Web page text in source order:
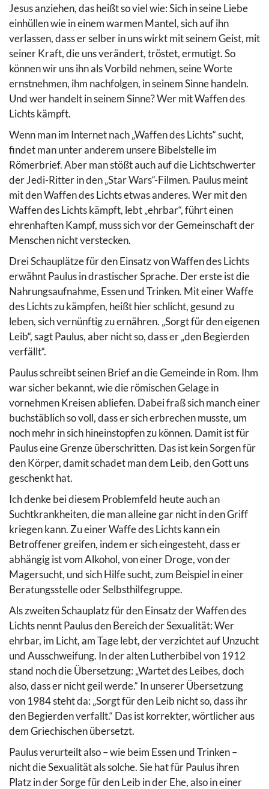
Jesus anziehen, das heißt so viel wie: Sich in seine Liebe
einhüllen wie in einem warmen Mantel, sich auf ihn
verlassen, dass er selber in uns wirkt mit seinem Geist, mit
seiner Kraft, die uns verändert, tröstet, ermutigt. So
können wir uns ihn als Vorbild nehmen, seine Worte
ernstnehmen, ihm nachfolgen, in seinem Sinne handeln.
Und wer handelt in seinem Sinne? Wer mit Waffen des
Lichts kämpft.
Wenn man im Internet nach „Waffen des Lichts“ sucht,
findet man unter anderem unsere Bibelstelle im
Römerbrief. Aber man stößt auch auf die Lichtschwerter
der Jedi-Ritter in den „Star Wars“-Filmen. Paulus meint
mit den Waffen des Lichts etwas anderes. Wer mit den
Waffen des Lichts kämpft, lebt „ehrbar“, führt einen
ehrenhaften Kampf, muss sich vor der Gemeinschaft der
Menschen nicht verstecken.
Drei Schauplätze für den Einsatz von Waffen des Lichts
erwähnt Paulus in drastischer Sprache. Der erste ist die
Nahrungsaufnahme, Essen und Trinken. Mit einer Waffe
des Lichts zu kämpfen, heißt hier schlicht, gesund zu
leben, sich vernünftig zu ernähren. „Sorgt für den eigenen
Leib“, sagt Paulus, aber nicht so, dass er „den Begierden
verfällt“.
Paulus schreibt seinen Brief an die Gemeinde in Rom. Ihm
war sicher bekannt, wie die römischen Gelage in
vornehmen Kreisen abliefen. Dabei fraß sich manch einer
buchstäblich so voll, dass er sich erbrechen musste, um
noch mehr in sich hineinstopfen zu können. Damit ist für
Paulus eine Grenze überschritten. Das ist kein Sorgen für
den Körper, damit schadet man dem Leib, den Gott uns
geschenkt hat.
Ich denke bei diesem Problemfeld heute auch an
Suchtkrankheiten, die man alleine gar nicht in den Griff
kriegen kann. Zu einer Waffe des Lichts kann ein
Betroffener greifen, indem er sich eingesteht, dass er
abhängig ist vom Alkohol, von einer Droge, von der
Magersucht, und sich Hilfe sucht, zum Beispiel in einer
Beratungsstelle oder Selbsthilfegruppe.
Als zweiten Schauplatz für den Einsatz der Waffen des
Lichts nennt Paulus den Bereich der Sexualität: Wer
ehrbar, im Licht, am Tage lebt, der verzichtet auf Unzucht
und Ausschweifung. In der alten Lutherbibel von 1912
stand noch die Übersetzung: „Wartet des Leibes, doch
also, dass er nicht geil werde.“ In unserer Übersetzung
von 1984 steht da: „Sorgt für den Leib nicht so, dass ihr
den Begierden verfallt.“ Das ist korrekter, wörtlicher aus
dem Griechischen übersetzt.
Paulus verurteilt also – wie beim Essen und Trinken –
nicht die Sexualität als solche. Sie hat für Paulus ihren
Platz in der Sorge für den Leib in der Ehe, also in einer